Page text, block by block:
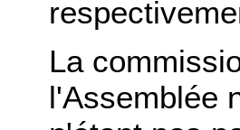
La
l'Assemblée